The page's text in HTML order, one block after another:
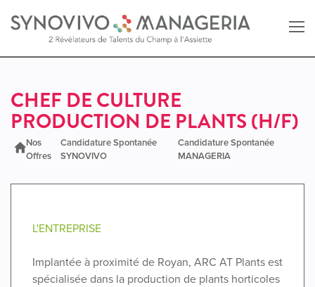
Retour au site MANAGERIA
CHEF DE CULTURE
PRODUCTION DE PLANTS (H/F)
Nos
Offres
Candidature Spontanée
SYNOVIVO
Candidature Spontanée
MANAGERIA
L'ENTREPRISE
Implantée à proximité de Royan, ARC AT Plants est
spécialisée dans la production de plants horticoles